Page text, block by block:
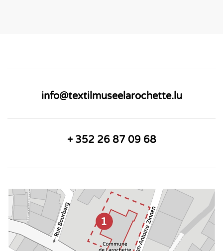
info@textilmuseelarochette.lu
+ 352 26 87 09 68